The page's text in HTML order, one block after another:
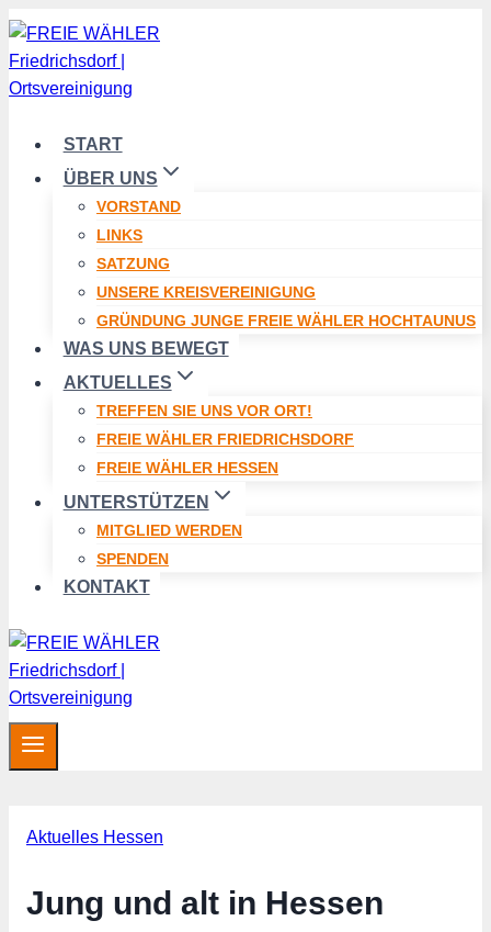
Zum
START
ÜBER UNS
VORSTAND
LINKS
SATZUNG
UNSERE KREISVEREINIGUNG
GRÜNDUNG JUNGE FREIE WÄHLER HOCHTAUNUS
WAS UNS BEWEGT
AKTUELLES
TREFFEN SIE UNS VOR ORT!
FREIE WÄHLER FRIEDRICHSDORF
FREIE WÄHLER HESSEN
UNTERSTÜTZEN
MITGLIED WERDEN
SPENDEN
KONTAKT
Aktuelles Hessen
Jung und alt in Hessen